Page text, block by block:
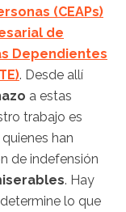
(CEAPs)
de
Dependientes
. Desde allí
a estas
trabajo es
han
de indefensión
. Hay
lo que